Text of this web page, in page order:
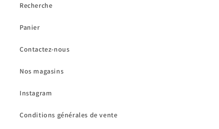
Recherche
Panier
Contactez-nous
Nos magasins
Instagram
Conditions générales de vente